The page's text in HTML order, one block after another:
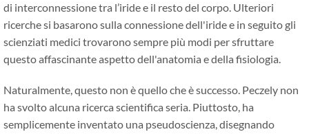
di interconnessione tra l’iride e il resto del corpo. Ulteriori
ricerche si basarono sulla connessione dell'iride e in seguito gli
scienziati medici trovarono sempre più modi per sfruttare
questo affascinante aspetto dell'anatomia e della fisiologia.
Naturalmente, questo non è quello che è successo. Peczely non
ha svolto alcuna ricerca scientifica seria. Piuttosto, ha
semplicemente inventato una pseudoscienza, disegnando